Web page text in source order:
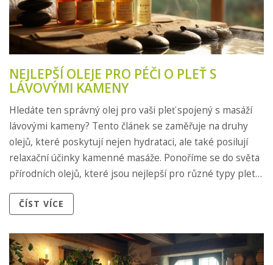
NEJLEPŠÍ OLEJE PRO PÉČI O PLEŤ S
LÁVOVÝMI KAMENY
Hledáte ten správný olej pro vaši pleť spojený s masáží
lávovými kameny? Tento článek se zaměřuje na druhy
olejů, které poskytují nejen hydrataci, ale také posilují
relaxační účinky kamenné masáže. Ponoříme se do světa
přírodních olejů, které jsou nejlepší pro různé typy pleti,
lávovými kameny. Připravte se na nezapomenutelný
ČÍST VÍCE